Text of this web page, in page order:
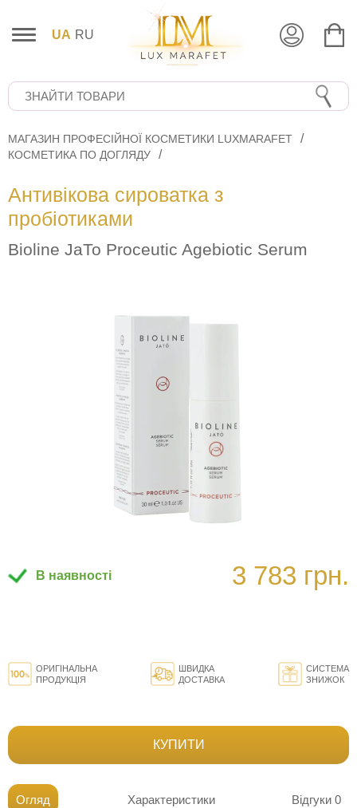
UA RU
МАГАЗИН ПРОФЕСІЙНОЇ КОСМЕТИКИ LUXMARAFET
КОСМЕТИКА ПО ДОГЛЯДУ
Антивікова сироватка з
пробіотиками
Bioline JaTo Proceutic Agebiotic Serum
В наявності 3 783 грн.
ОРИГІНАЛЬНА
ПРОДУКЦІЯ
ШВИДКА
ДОСТАВКА
СИСТЕМА
ЗНИЖОК
КУПИТИ
Огляд Характеристики Відгуки 0